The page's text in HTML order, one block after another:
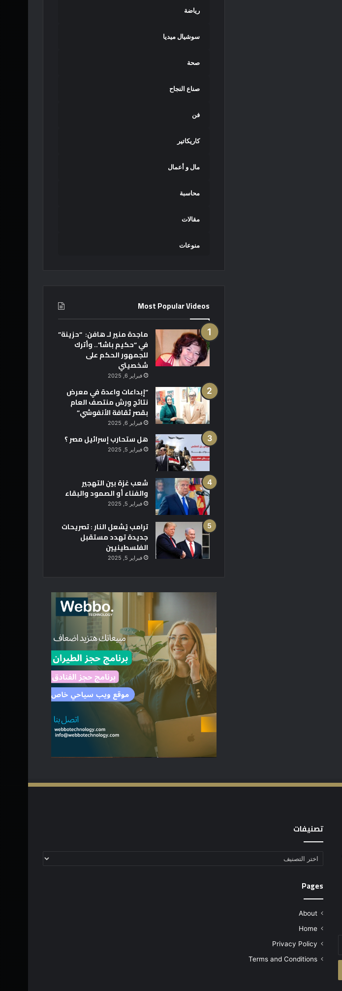
رياضة
سوشيال ميديا
صحة
صناع النجاح
فن
كاريكاتير
مال و أعمال
محاسبة
مقالات
منوعات
Most Popular Videos
ماجدة منير لـ هافن: “حزينة”
في “حكيم باشا”.. وأترك
للجمهور الحكم على
شخصيتي
فبراير 6, 2025
“إبداعات واعدة في معرض
نتائج ورش منتصف العام
بقصر ثقافة الأنفوشي”
فبراير 6, 2025
هل ستحارب إسرائيل مصر ؟
فبراير 5, 2025
شعب غزة بين التهجير
والفناء أو الصمود والبقاء
فبراير 5, 2025
ترامب يُشعل النار : تصريحات
جديدة تهدد مستقبل
الفلسطينيين
فبراير 5, 2025
تصنيفات
تصنيفات
Pages
About
Home
Privacy Policy
Terms and Conditions